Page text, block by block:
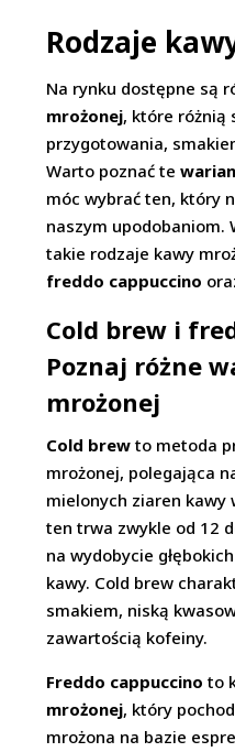
Rodzaje
Na rynku dostępne są
mrożonej, które różnią
przygotowania,
Warto poznać te
móc wybrać ten, który
naszym upodobaniom.
takie rodzaje kawy
freddo cappuccino
Cold brew i
Poznaj różne
mrożonej
Cold brew to metoda
mrożonej, polegająca
mielonych ziaren kawy
ten trwa zwykle od 12
na wydobycie
kawy. Cold brew
smakiem, niską
zawartością kofeiny.
Freddo cappuccino to
mrożonej, który
mrożona na bazie